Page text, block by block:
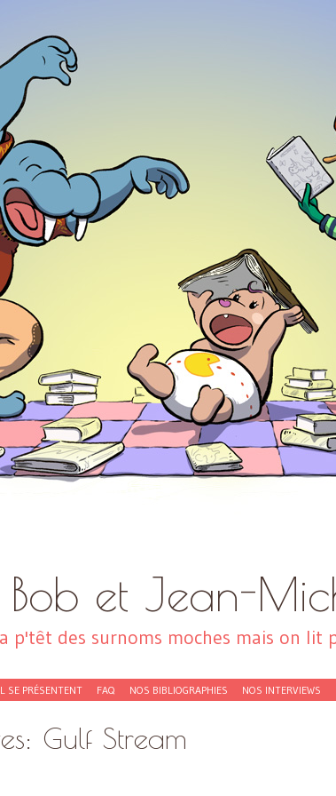
Bob et Jean-
p'têt des surnoms moches mais on lit
SE PRÉSENTENT FAQ NOS BIBLIOGRAPHIES NOS INTERVIEWS
Gulf Stream